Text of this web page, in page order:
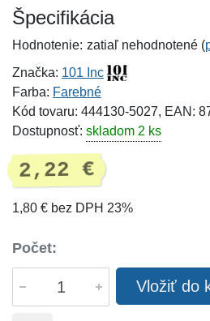
Špecifikácia
Hodnotenie: zatiaľ nehodnotené (
Značka: 101 Inc
Farba: Farebné
Kód tovaru: 444130-5027, EAN:
Dostupnosť: skladom 2 ks
2,22 €
1,80 € bez DPH 23%
Počet:
Vložiť do